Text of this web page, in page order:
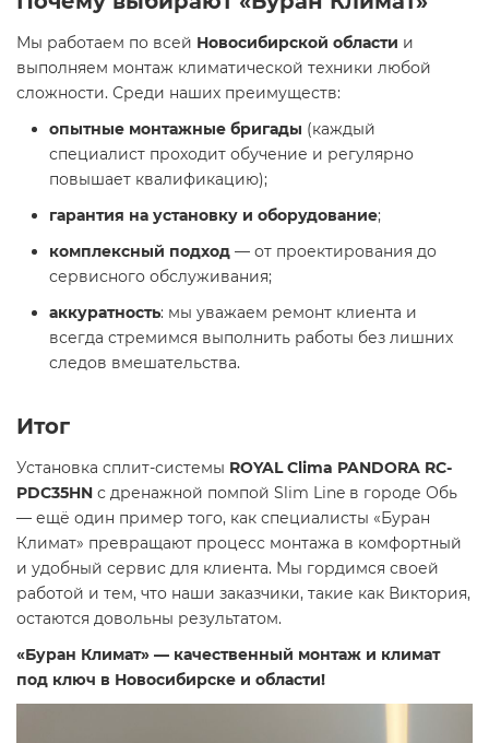
Мы работаем по всей Новосибирской области и
выполняем монтаж климатической техники любой
сложности. Среди наших преимуществ:
опытные монтажные бригады (каждый
специалист проходит обучение и регулярно
повышает квалификацию);
гарантия на установку и оборудование;
комплексный подход — от проектирования до
сервисного обслуживания;
аккуратность: мы уважаем ремонт клиента и
всегда стремимся выполнить работы без лишних
следов вмешательства.
Итог
Установка сплит-системы ROYAL Clima PANDORA RC-
PDC35HN с дренажной помпой Slim Line в городе Обь
— ещё один пример того, как специалисты «Буран
Климат» превращают процесс монтажа в комфортный
и удобный сервис для клиента. Мы гордимся своей
работой и тем, что наши заказчики, такие как Виктория,
остаются довольны результатом.
«Буран Климат» — качественный монтаж и климат
под ключ в Новосибирске и области!